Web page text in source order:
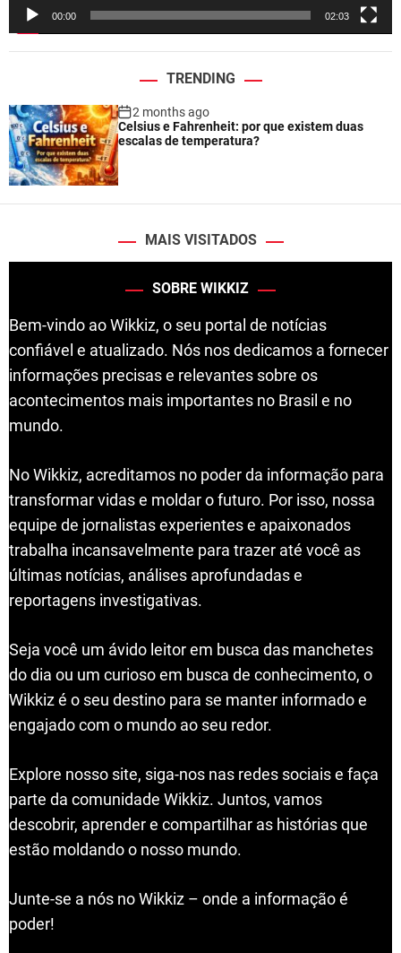
00:00 02:03
TRENDING
2 months ago
Celsius e Fahrenheit: por que existem duas
escalas de temperatura?
MAIS VISITADOS
SOBRE WIKKIZ
Bem-vindo ao Wikkiz, o seu portal de notícias
confiável e atualizado. Nós nos dedicamos a fornecer
informações precisas e relevantes sobre os
acontecimentos mais importantes no Brasil e no
mundo.
No Wikkiz, acreditamos no poder da informação para
transformar vidas e moldar o futuro. Por isso, nossa
equipe de jornalistas experientes e apaixonados
trabalha incansavelmente para trazer até você as
últimas notícias, análises aprofundadas e
reportagens investigativas.
Seja você um ávido leitor em busca das manchetes
do dia ou um curioso em busca de conhecimento, o
Wikkiz é o seu destino para se manter informado e
engajado com o mundo ao seu redor.
Explore nosso site, siga-nos nas redes sociais e faça
parte da comunidade Wikkiz. Juntos, vamos
descobrir, aprender e compartilhar as histórias que
estão moldando o nosso mundo.
Junte-se a nós no Wikkiz – onde a informação é
poder!